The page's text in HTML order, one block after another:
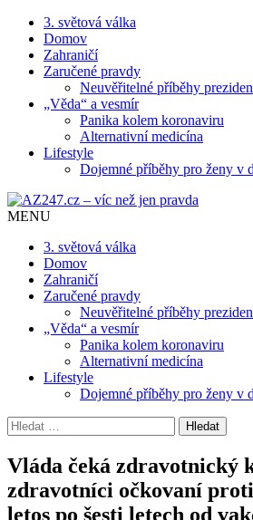
3. světová válka
Domov
Zahraničí
Zaručené pravdy
Neuvěřitelné příběhy
„Věda“ a vesmír
Panika kolem koronaviru
Alternativní medicína
Lifestyle
Dojemné příběhy pro ženy v
MENU
3. světová válka
Domov
Zahraničí
Zaručené pravdy
Neuvěřitelné příběhy
„Věda“ a vesmír
Panika kolem koronaviru
Alternativní medicína
Lifestyle
Dojemné příběhy pro ženy v
Vyhledávání
Vláda čeká zdravotnický
zdravotníci očkovaní
letos po šesti letech od